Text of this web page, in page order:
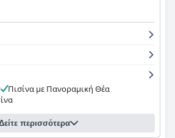
Πισίνα με Πανοραμική Θέα
περισσότερα